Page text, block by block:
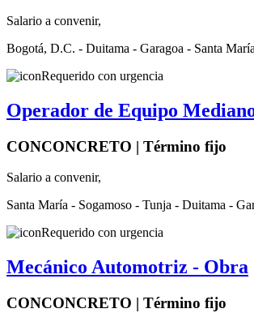
Salario a convenir,
Bogotá, D.C. - Duitama - Garagoa - Santa
Requerido con urgencia
Operador de Equipo
CONCONCRETO | Término fijo
Salario a convenir,
Santa María - Sogamoso - Tunja - Duitama -
Requerido con urgencia
Mecánico Automotriz - Obra
CONCONCRETO | Término fijo